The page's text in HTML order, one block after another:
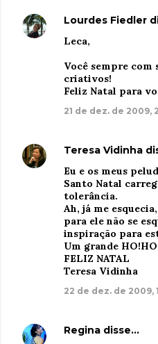
Lourdes Fiedler
Leca,
Você sempre com
criativos!
Feliz Natal para
21 de dez. de 2009,
Teresa Vidinha
Eu e os meus
Santo Natal
tolerância.
Ah, já me
para ele não se
inspiração para
Um grande
FELIZ NATAL
Teresa Vidinha
22 de dez. de 2009,
Regina disse…